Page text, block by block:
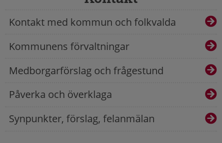
Kontakt med kommun och folkvalda
Kommunens förvaltningar
Medborgarförslag och frågestund
Påverka och överklaga
Synpunkter, förslag, felanmälan